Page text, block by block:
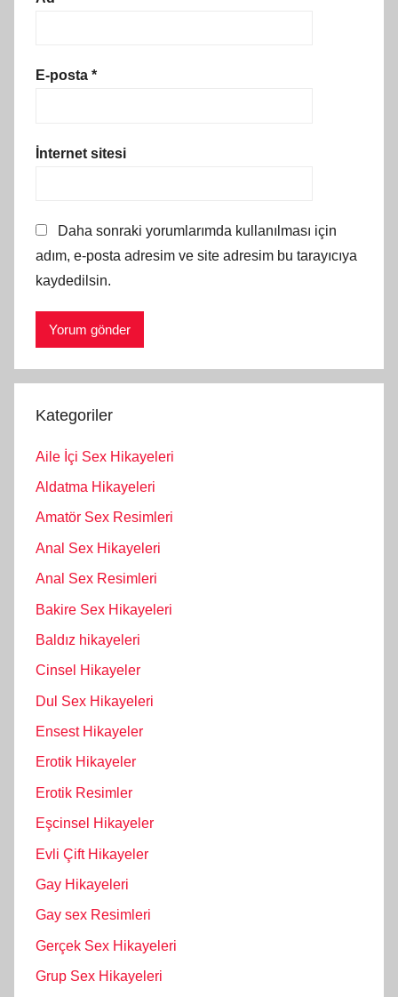
E-posta *
İnternet sitesi
Daha sonraki yorumlarımda kullanılması için
adım, e-posta adresim ve site adresim bu tarayıcıya
kaydedilsin.
Kategoriler
Aile İçi Sex Hikayeleri
Aldatma Hikayeleri
Amatör Sex Resimleri
Anal Sex Hikayeleri
Anal Sex Resimleri
Bakire Sex Hikayeleri
Baldız hikayeleri
Cinsel Hikayeler
Dul Sex Hikayeleri
Ensest Hikayeler
Erotik Hikayeler
Erotik Resimler
Eşcinsel Hikayeler
Evli Çift Hikayeler
Gay Hikayeleri
Gay sex Resimleri
Gerçek Sex Hikayeleri
Grup Sex Hikayeleri